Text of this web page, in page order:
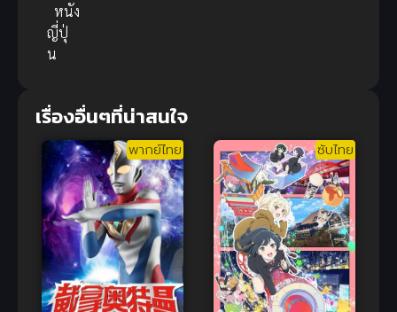
หนัง
ญี่ปุ่
น
เรื่องอื่นๆที่น่าสนใจ
พากย์ไทย ซับไทย